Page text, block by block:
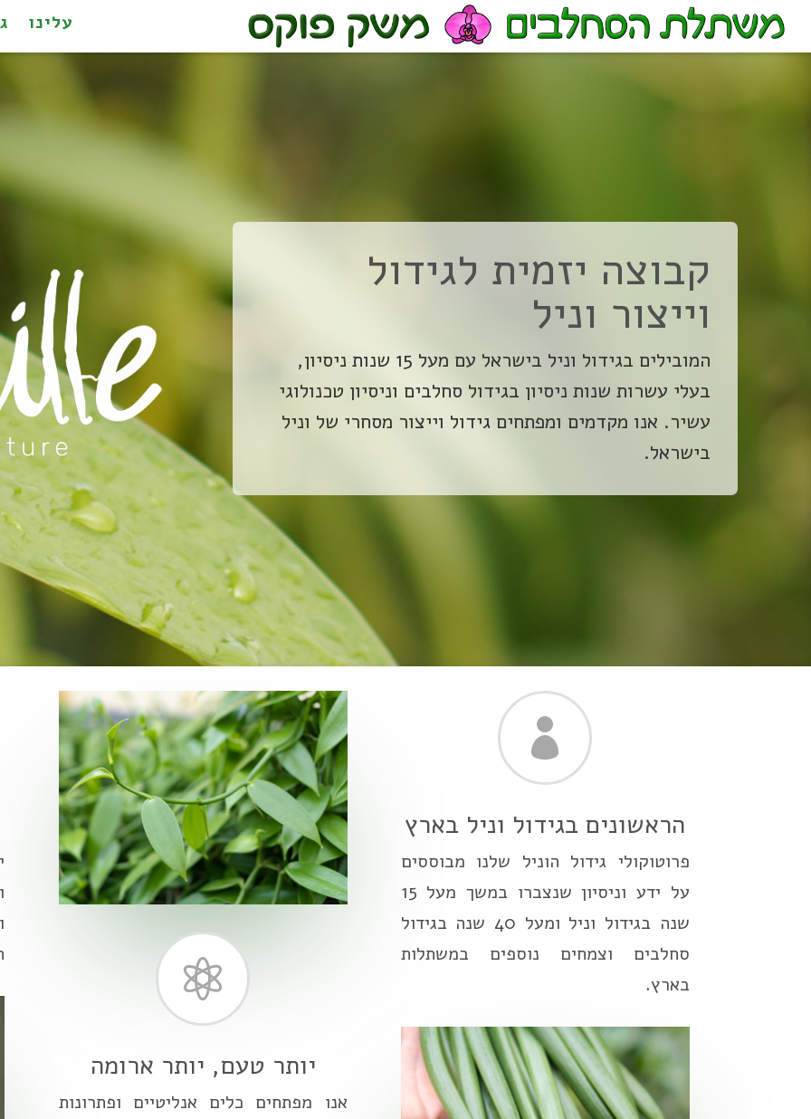
עלינו
קבוצה יזמית לגידול
וייצור וניל
המובילים בגידול וניל בישראל עם מעל 15 שנות ניסיון,
בעלי עשרות שנות ניסיון בגידול סחלבים וניסיון טכנולוגי
עשיר. אנו מקדמים ומפתחים גידול וייצור מסחרי של וניל
בישראל.

הראשונים בגידול וניל בארץ
פרוטוקולי גידול הוניל שלנו מבוססים
על ידע וניסיון שנצברו במשך מעל 15
שנה בגידול וניל ומעל 40 שנה בגידול
סחלבים וצמחים נוספים במשתלות
בארץ.

יותר טעם, יותר ארומה
אנו מפתחים כלים אנליטיים ופתרונות